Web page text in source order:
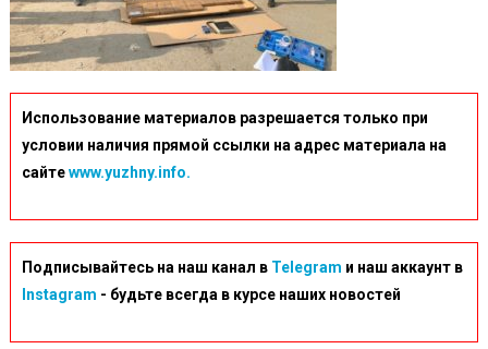
Использование материалов разрешается только при
условии наличия прямой ссылки на адрес материала на
сайтеwww.yuzhny.info.
Подписывайтесь на наш канал в Telegram и наш аккаунт в
Instagram - будьте всегда в курсе наших новостей